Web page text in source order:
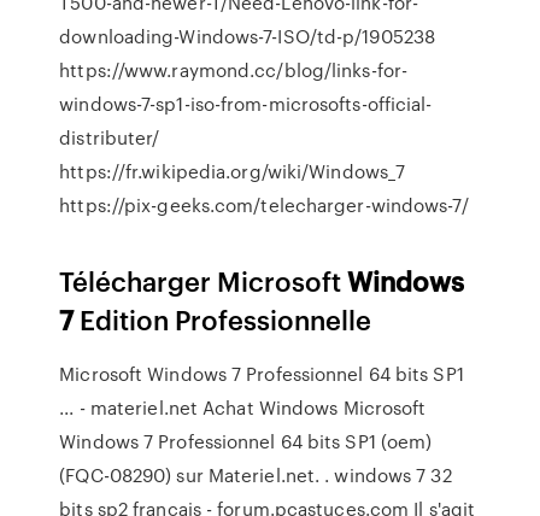
downloading-Windows-7-ISO/td-p/1905238
https://www.raymond.cc/blog/links-for-
windows-7-sp1-iso-from-microsofts-official-
distributer/
https://fr.wikipedia.org/wiki/Windows_7
https://pix-geeks.com/telecharger-windows-7/
Télécharger MicrosoftWindows
7Edition Professionnelle
Microsoft Windows 7 Professionnel 64 bits SP1
... - materiel.net Achat Windows Microsoft
Windows 7 Professionnel 64 bits SP1 (oem)
(FQC-08290) sur Materiel.net. . windows 7 32
bits sp2 francais - forum.pcastuces.com Il s'agit